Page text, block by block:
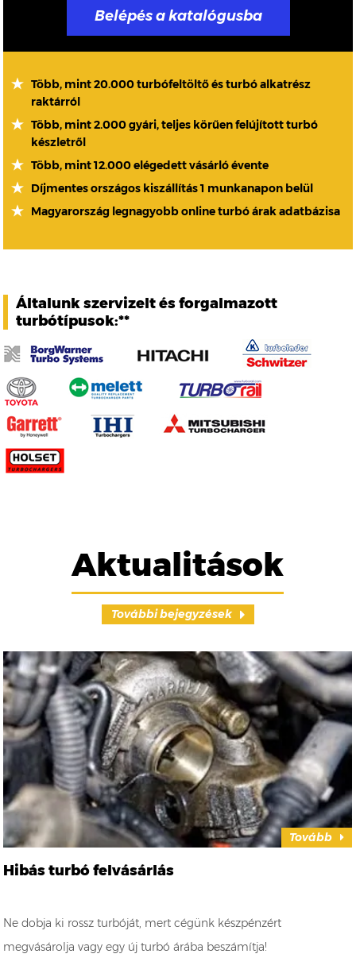
Belépés a katalógusba
Több, mint 20.000 turbófeltöltő és turbó alkatrész
raktárról
Több, mint 2.000 gyári, teljes körűen felújított turbó
készletről
Több, mint 12.000 elégedett vásárló évente
Díjmentes országos kiszállítás 1 munkanapon belül
Magyarország legnagyobb online turbó árak adatbázisa
Általunk szervizelt és forgalmazott
turbótípusok:**
Aktualitások
További bejegyzések
Tovább
Hibás turbó felvásárlás
Ne dobja ki rossz turbóját, mert cégünk készpénzért
megvásárolja vagy egy új turbó árába beszámítja!